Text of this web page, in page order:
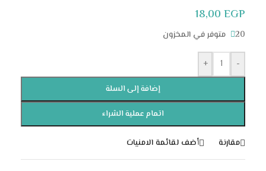
18,00 EGP
20 متوفر في المخزون
-
+
إضافة إلى السلة
اتمام عملية الشراء
مقارنة أضف لقائمة الامنيات